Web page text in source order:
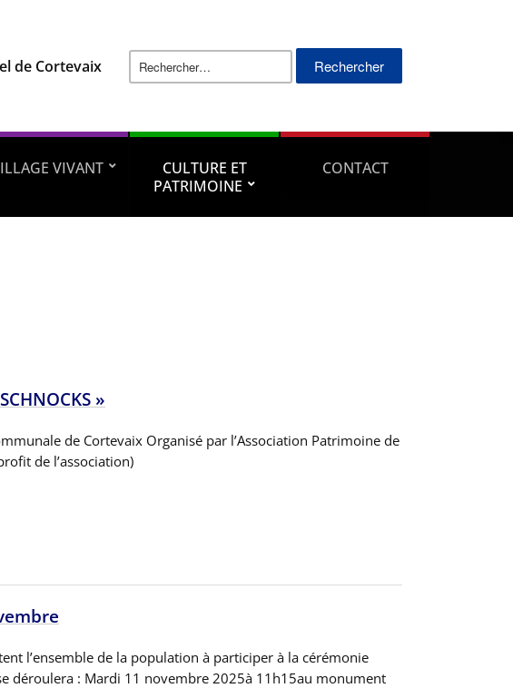
de Cortevaix
Rechercher :
VIVANT
CULTURE ET
PATRIMOINE
CONTACT
»
de Cortevaix Organisé par l’Association Patrimoine de
de l’association)
l’ensemble de la population à participer à la cérémonie
déroulera : Mardi 11 novembre 2025à 11h15au monument